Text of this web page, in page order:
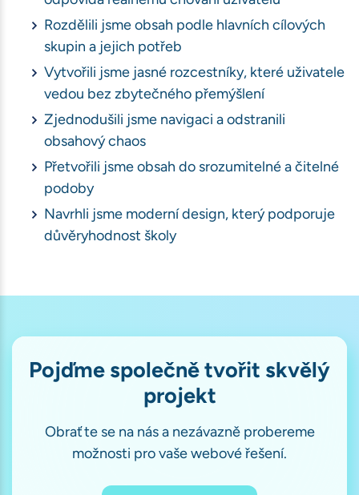
Rozdělili jsme obsah podle hlavních cílových
skupin a jejich potřeb
Vytvořili jsme jasné rozcestníky, které uživatele
vedou bez zbytečného přemýšlení
Zjednodušili jsme navigaci a odstranili
obsahový chaos
Přetvořili jsme obsah do srozumitelné a čitelné
podoby
Navrhli jsme moderní design, který podporuje
důvěryhodnost školy
Pojďme společně tvořit skvělý
projekt
Obraťte se na nás a nezávazně probereme
možnosti pro vaše webové řešení.